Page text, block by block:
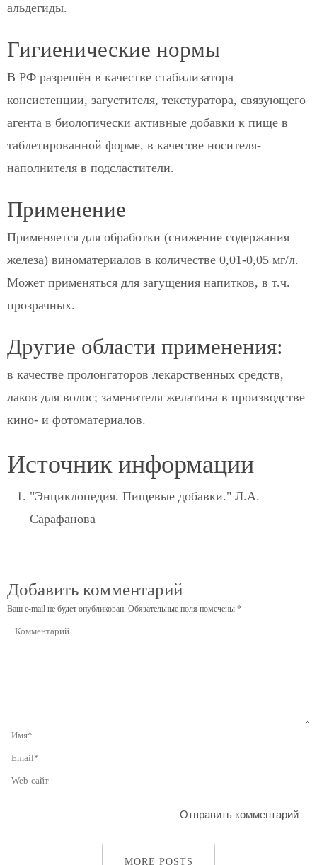
альдегиды.
Гигиенические нормы
В РФ разрешён в качестве стабилизатора
консистенции, загустителя, текстуратора, связующего
агента в биологически активные добавки к пище в
таблетированной форме, в качестве носителя-
наполнителя в подсластители.
Применение
Применяется для обработки (снижение содержания
железа) виноматериалов в количестве 0,01-0,05 мг/л.
Может применяться для загущения напитков, в т.ч.
прозрачных.
Другие области применения:
в качестве пролонгаторов лекарственных средств,
лаков для волос; заменителя желатина в производстве
кино- и фотоматериалов.
Источник информации
"Энциклопедия. Пищевые добавки." Л.А.
Сарафанова
Добавить комментарий
Ваш e-mail не будет опубликован. Обязательные поля помечены *
MORE POSTS